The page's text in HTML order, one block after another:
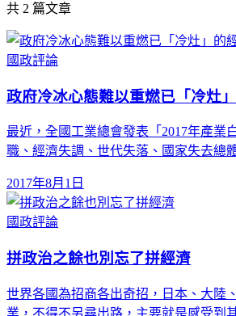
共 2 篇文章
國政評論
政府冷冰心態難以重燃已「冷灶
最近，全國工業總會發表「2017年產
職、經濟失調、世代失落、國家失去總
2017年8月1日
國政評論
拼政治之餘也別忘了拼經濟
世界各國為招商各出奇招，日本、大陸
業，不得不另尋出路，主要就是感受到